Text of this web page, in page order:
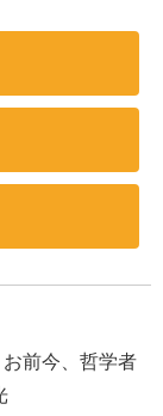
お前今、哲学者